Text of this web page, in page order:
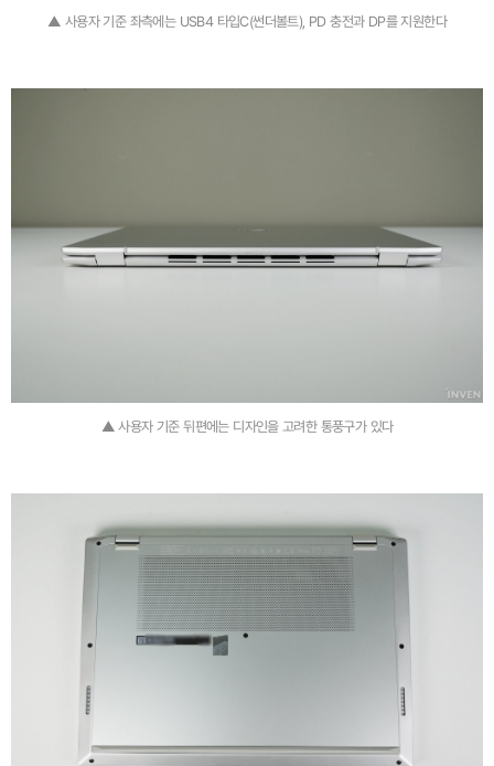
▲ 사용자 기준 좌측에는 USB4 타입C(썬더볼트), PD 충전과 DP를 지원한다
▲ 사용자 기준 뒤편에는 디자인을 고려한 통풍구가 있다